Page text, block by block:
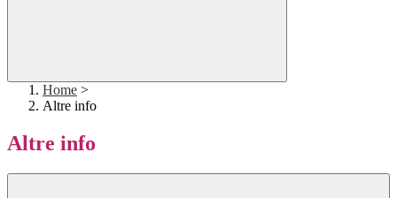
Home >
Altre info
Altre info